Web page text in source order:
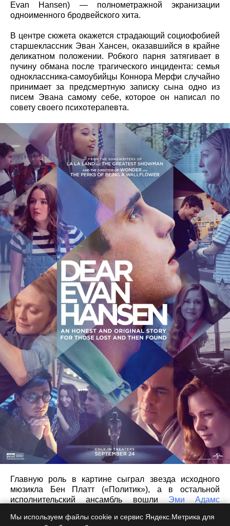
Evan Hansen) — полнометражной экранизации
одноименного бродвейского хита.
В центре сюжета окажется страдающий социофобией
старшеклассник Эван Хансен, оказавшийся в крайне
деликатном положении. Робкого парня затягивает в
пучину обмана после трагического инцидента: семья
одноклассника-самоубийцы Коннора Мерфи случайно
принимает за предсмертную записку сына одно из
писем Эвана самому себе, которое он написал по
совету своего психотерапевта.
Главную роль в картине сыграл звезда исходного
мюзикла Бен Платт («Политик»), а в остальной
исполнительский ансамбль вошлиЭми Адамс
(«Образование»),Джулианна Мур («Все еще Элис»),
Мы используем файлы cookie и сервис Яндекс.Метрика для